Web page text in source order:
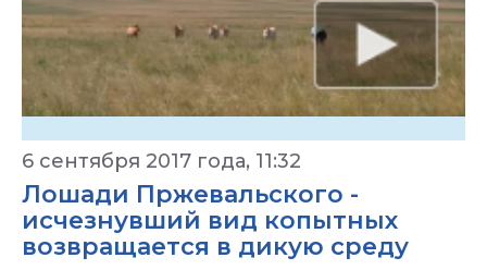
6 сентября 2017 года, 11:32
Лошади Пржевальского -
исчезнувший вид копытных
возвращается в дикую среду